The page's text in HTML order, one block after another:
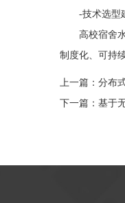
-技术选型建
高校宿舍水
制度化、可持
上一篇： 分布
下一篇： 基于